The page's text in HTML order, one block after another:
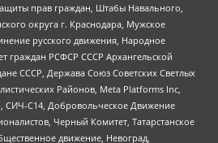
прав граждан, Штабы Навального,
округа г. Краснодара, Мужское
русского движения, Народное
граждан РСФСР СССР Архангельской
СССР, Держава Союз Советских Светлых
Районов, Meta Platforms Inc,
СИЧ-С14, Добровольческое Движение
Черный Комитет, Татарстанское
движение, Невоград,